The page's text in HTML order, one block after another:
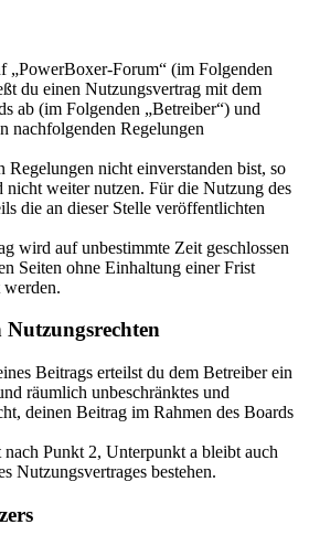
„PowerBoxer-Forum“ (im Folgenden
du einen Nutzungsvertrag mit dem
ab (im Folgenden „Betreiber“) und
nachfolgenden Regelungen
Regelungen nicht einverstanden bist, so
nicht weiter nutzen. Für die Nutzung des
die an dieser Stelle veröffentlichten
wird auf unbestimmte Zeit geschlossen
Seiten ohne Einhaltung einer Frist
Beitrags erteilst du dem Betreiber ein
räumlich unbeschränktes und
deinen Beitrag im Rahmen des Boards
Punkt 2, Unterpunkt a bleibt auch
Nutzungsvertrages bestehen.